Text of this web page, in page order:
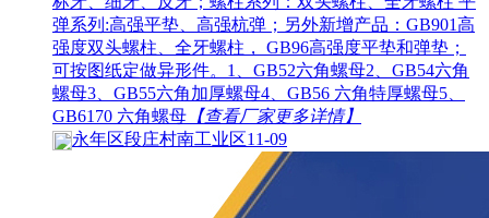
弹系列:高强平垫、高强杭弹；另外新增产品：GB901高
强度双头螺柱、全牙螺柱， GB96高强度平垫和弹垫；
可按图纸定做异形件。1、GB52六角螺母2、GB54六角
螺母3、GB55六角加厚螺母4、GB56 六角特厚螺母5、
GB6170 六角螺母 【查看厂家更多详情】
永年区段庄村南工业区11-09